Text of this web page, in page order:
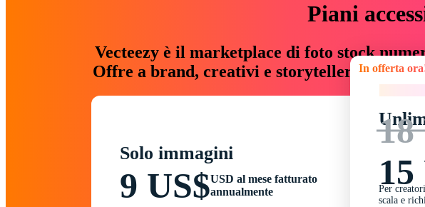
Piani
Vecteezy è il marketplace di foto stock
Offre a brand, creativi e storyteller risorse
Solo immagini
9 US$USD al mese fatturato
annualmente
In offerta ora!
18
15
Per
scala e